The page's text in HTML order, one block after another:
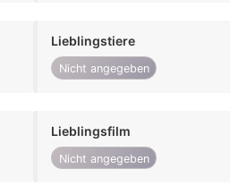
Lieblingstiere
Nicht angegeben
Lieblingsfilm
Nicht angegeben